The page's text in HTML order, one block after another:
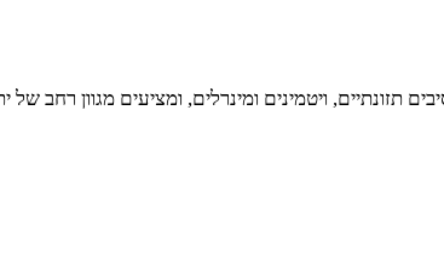
ויטמינים ומינרלים, ומציעים מגוון רחב של